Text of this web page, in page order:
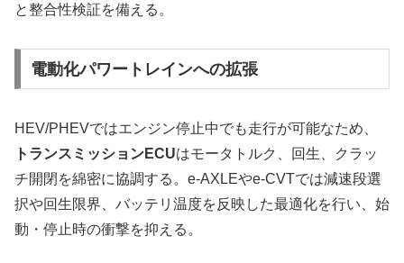
と整合性検証を備える。
電動化パワートレインへの拡張
HEV/PHEVではエンジン停止中でも走行が可能なため、
トランスミッションECUはモータトルク、回生、クラッ
チ開閉を綿密に協調する。e-AXLEやe-CVTでは減速段選
択や回生限界、バッテリ温度を反映した最適化を行い、始
動・停止時の衝撃を抑える。